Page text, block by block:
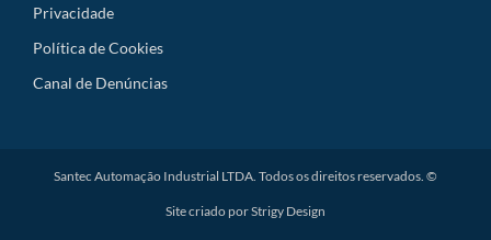
Privacidade
Política de Cookies
Canal de Denúncias
Santec Automação Industrial LTDA. Todos os direitos reservados. ©
Site criado por Strigy Design